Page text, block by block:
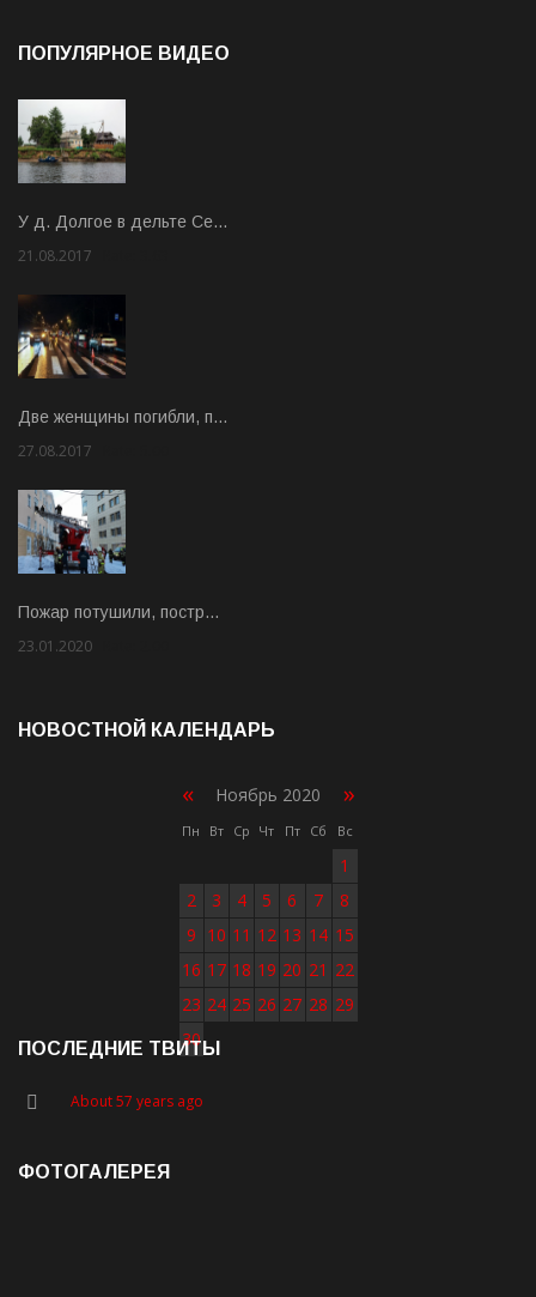
ПОПУЛЯРНОЕ ВИДЕО
У д. Долгое в дельте Се…
21.08.2017
Две женщины погибли, п…
27.08.2017
Пожар потушили, постр…
23.01.2020
НОВОСТНОЙ КАЛЕНДАРЬ
« Ноябрь 2020 »
Пн Вт Ср Чт Пт Сб Вс
1
2
3 4 5 6 7
8
9 10 11 12 13 14 15
16 17 18 19 20 21 22
23 24 25 26 27 28 29
30
ПОСЛЕДНИЕ ТВИТЫ
About 57 years ago
ФОТОГАЛЕРЕЯ